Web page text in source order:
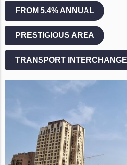
FROM 5.4% ANNUAL
PRESTIGIOUS AREA
TRANSPORT INTERCHANGE